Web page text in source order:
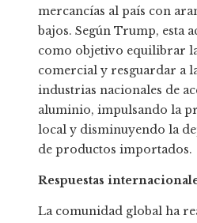
mercancías al país con
bajos. Según Trump, esta
como objetivo equilibrar
comercial y resguardar a
industrias nacionales de
aluminio, impulsando la
local y disminuyendo la
de productos importados.
Respuestas
La comunidad global ha